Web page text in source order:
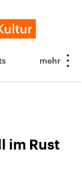
im Rust